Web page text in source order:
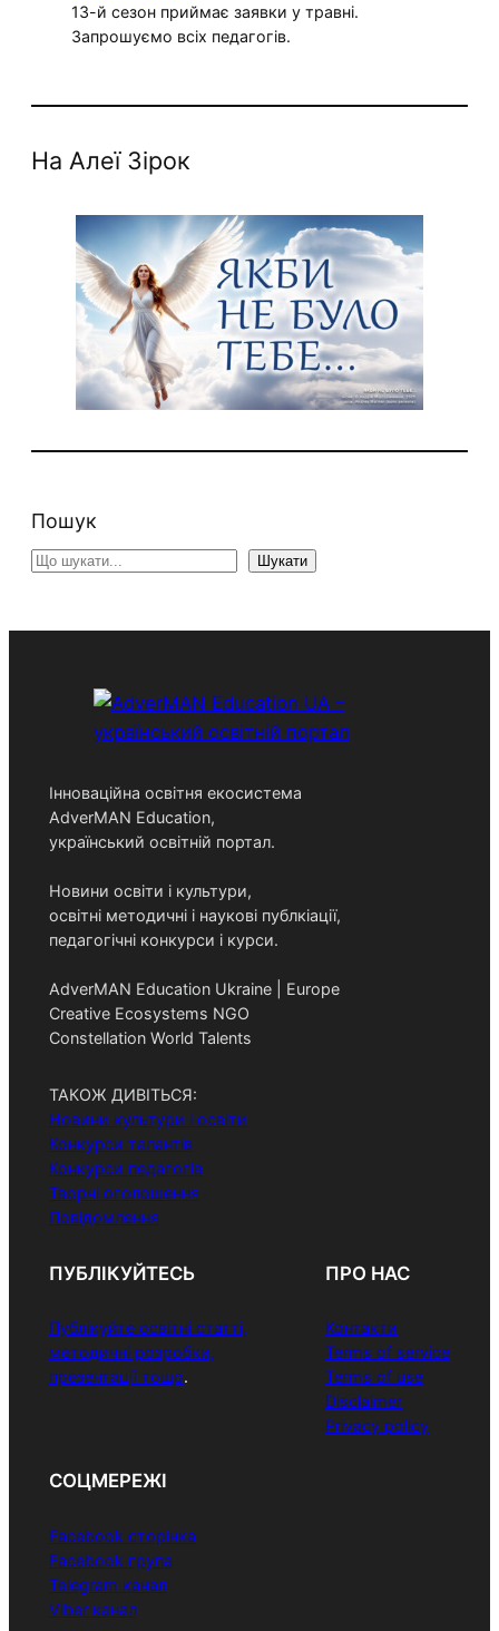
13-й сезон приймає заявки у травні.
Запрошуємо всіх педагогів.
На Алеї Зірок
Пошук
S
Шукати
Інноваційна освітня екосистема
AdverMAN Education,
український освітній портал.
Новини освіти і культури,
освітні методичні і наукові публкіації,
педагогічні конкурси і курси.
AdverMAN Education Ukraine | Europe
Creative Ecosystems NGO
Constellation World Talents
ТАКОЖ ДИВІТЬСЯ:
Новини культури і освіти
Конкурси талантів
Конкурси педагогів
Творчі оголошення
Повідомлення
ПУБЛІКУЙТЕСЬ
Публікуйте освітні статті,
методичні розробки,
презентації тощо.
ПРО НАС
Контакти
Terms of service
Terms of use
Disclaimer
Privacy policy
СОЦМЕРЕЖІ
Facebook сторінка
Facebook група
Telegram канал
Viber канал